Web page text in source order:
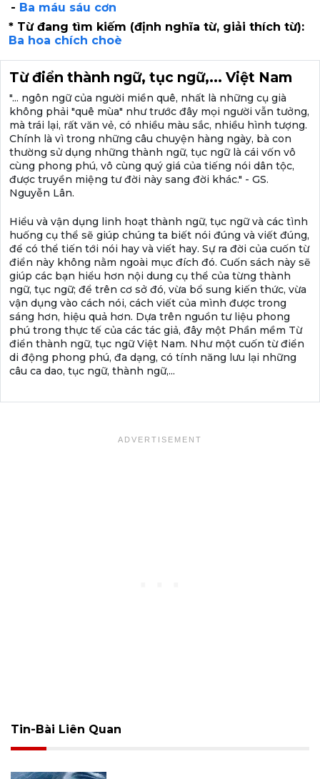
- Ba máu sáu cơn
* Từ đang tìm kiếm (định nghĩa từ, giải thích từ):
Ba hoa chích choè
Từ điển thành ngữ, tục ngữ,... Việt Nam
"... ngôn ngữ của người miền quê, nhất là những cụ già
không phải "quê mùa" như trước đây mọi người vẫn tưởng,
mà trái lại, rất văn vẻ, có nhiều màu sắc, nhiều hình tượng.
Chính là vì trong những câu chuyện hàng ngày, bà con
thường sử dụng những thành ngữ, tục ngữ là cái vốn vô
cùng phong phú, vô cùng quý giá của tiếng nói dân tộc,
được truyền miệng tư đời này sang đời khác." - GS.
Nguyễn Lân.
Hiểu và vận dụng linh hoạt thành ngữ, tục ngữ và các tình
huống cụ thể sẽ giúp chúng ta biết nói đúng và viết đúng,
để có thể tiến tới nói hay và viết hay. Sự ra đời của cuốn từ
điển này không nằm ngoài mục đích đó. Cuốn sách này sẽ
giúp các bạn hiểu hơn nội dung cụ thể của từng thành
ngữ, tục ngữ; để trên cơ sở đó, vừa bổ sung kiến thức, vừa
vận dụng vào cách nói, cách viết của mình được trong
sáng hơn, hiệu quả hơn. Dựa trên nguồn tư liệu phong
phú trong thực tế của các tác giả, đây một Phần mềm Từ
điển thành ngữ, tục ngữ Việt Nam. Như một cuốn từ điển
di động phong phú, đa dạng, có tính năng lưu lại những
câu ca dao, tục ngữ, thành ngữ,...
Tin-Bài Liên Quan